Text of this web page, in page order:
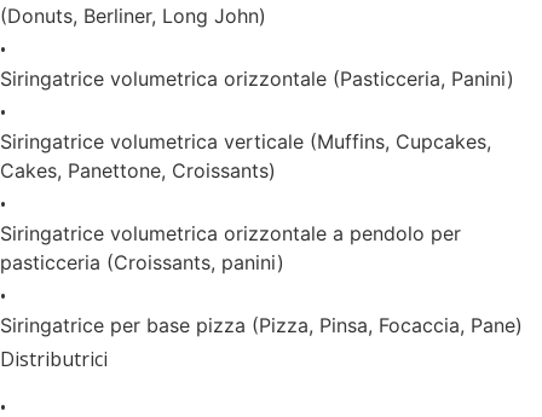
(Donuts, Berliner, Long John)
•
Siringatrice volumetrica orizzontale (Pasticceria, Panini)
•
Siringatrice volumetrica verticale (Muffins, Cupcakes,
Cakes, Panettone, Croissants)
•
Siringatrice volumetrica orizzontale a pendolo per
pasticceria (Croissants, panini)
•
Siringatrice per base pizza (Pizza, Pinsa, Focaccia, Pane)
Distributrici
•